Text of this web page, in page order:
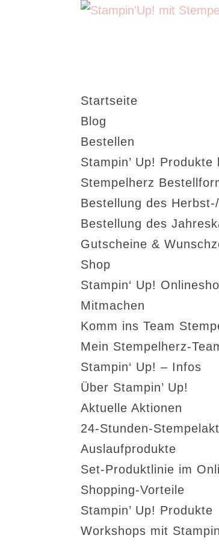
Startseite
Blog
Bestellen
Stampin’ Up! Produkte
Stempelherz
Bestellung des
Bestellung des
Gutscheine &
Shop
Stampin‘ Up!
Mitmachen
Komm ins Team
Mein Stempelherz-
Stampin‘ Up! – Infos
Über Stampin’ Up!
Aktuelle Aktionen
24-Stunden-
Auslaufprodukte
Set-Produktlinie im
Shopping-Vorteile
Stampin’ Up! Produkte
Workshops mit